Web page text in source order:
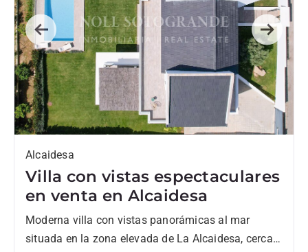
Previous Next
Alcaidesa
Villa con vistas espectaculares
en venta en Alcaidesa
Moderna villa con vistas panorámicas al mar
situada en la zona elevada de La Alcaidesa, cerca